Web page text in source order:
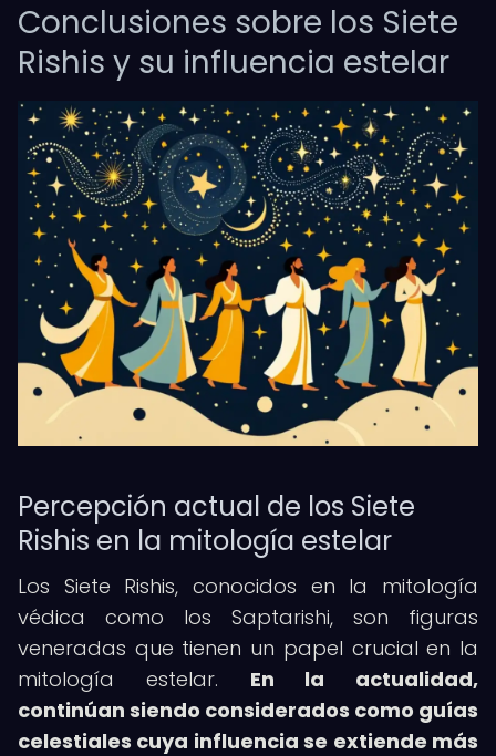
Conclusiones sobre los Siete
Rishis y su influencia estelar
Percepción actual de los Siete
Rishis en la mitología estelar
Los Siete Rishis, conocidos en la mitología
védica como los Saptarishi, son figuras
veneradas que tienen un papel crucial en la
mitología estelar. En la actualidad,
continúan siendo considerados como guías
celestiales cuya influencia se extiende más